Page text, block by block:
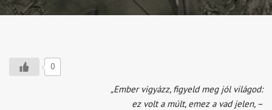
0
„Ember vigyázz, figyeld meg jól világod:
ez volt a múlt, emez a vad jelen, –